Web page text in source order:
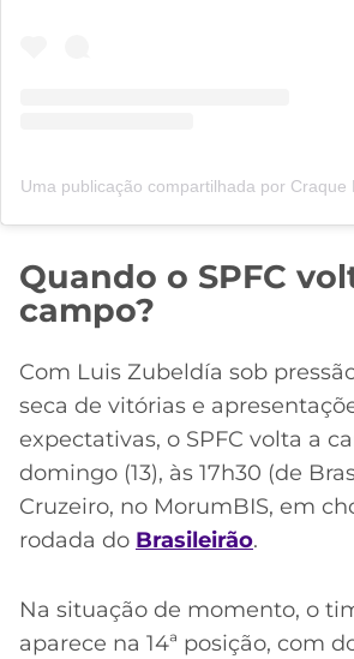
Quando o SPFC
campo?
Com Luis Zubeldía sob
seca de vitórias e
expectativas, o SPFC volta a
domingo (13), às 17h30 (de
Cruzeiro, no MorumBIS, em
rodada do Brasileirão.
Na situação de momento, o
aparece na 14ª posição, com